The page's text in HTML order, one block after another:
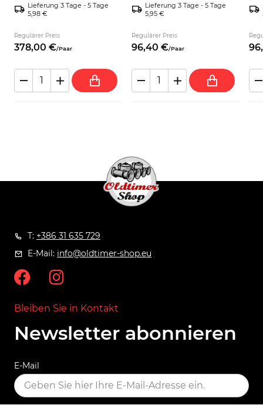
Lieferung 3 Tage - 5 Tage
5,98 €
Regulärer Preis
378,00 €/Paar
Lieferung 3 Tage - 5 Tage
5,95 €
Regulärer Preis
96,40 €/Paar 96,
T: +386 31 635 729
E-Mail: info@oldtimer-shop.eu
Bleiben Sie in Kontakt
Newsletter abonnieren
E-Mail